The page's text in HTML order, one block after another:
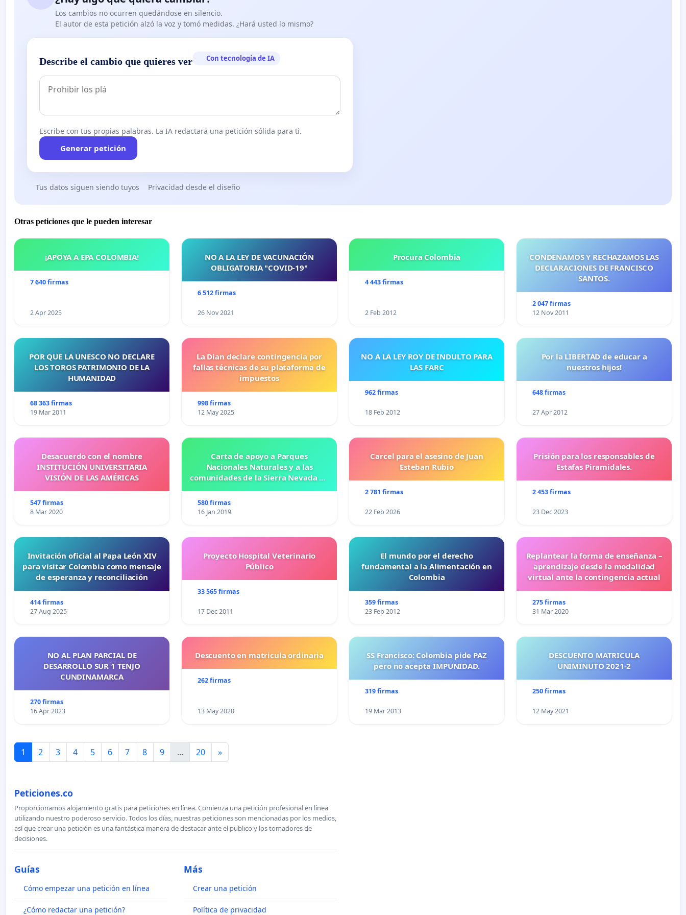
Los cambios no ocurren quedándose en silencio.
El autor de esta petición alzó la voz y tomó medidas. ¿Hará usted lo mismo?
Describe el cambio que quieres ver Con tecnología de IA
Escribe con tus propias palabras. La IA redactará una petición sólida para ti.
Generar petición
Tus datos siguen siendo tuyos Privacidad desde el diseño
Otras peticiones que le pueden interesar
¡APOYA A EPA COLOMBIA!
7 640 firmas
2 Apr 2025
NO A LA LEY DE VACUNACIÓN
OBLIGATORIA "COVID-19"
6 512 firmas
26 Nov 2021
Procura Colombia
4 443 firmas
2 Feb 2012
CONDENAMOS Y RECHAZAMOS LAS
DECLARACIONES DE FRANCISCO
SANTOS.
2 047 firmas
12 Nov 2011
POR QUE LA UNESCO NO DECLARE
LOS TOROS PATRIMONIO DE LA
HUMANIDAD
68 363 firmas
19 Mar 2011
La Dian declare contingencia por
fallas técnicas de su plataforma de
impuestos
998 firmas
12 May 2025
NO A LA LEY ROY DE INDULTO PARA
LAS FARC
962 firmas
18 Feb 2012
Por la LIBERTAD de educar a
nuestros hijos!
648 firmas
27 Apr 2012
Desacuerdo con el nombre
INSTITUCIÓN UNIVERSITARIA
VISIÓN DE LAS AMÉRICAS
547 firmas
8 Mar 2020
Carta de apoyo a Parques
Nacionales Naturales y a las
comunidades de la Sierra Nevada de
580 firmas
16 Jan 2019
Carcel para el asesino de Juan
Esteban Rubio
2 781 firmas
22 Feb 2026
Prisión para los responsables de
Estafas Piramidales.
2 453 firmas
23 Dec 2023
Invitación oficial al Papa León XIV
para visitar Colombia como mensaje
de esperanza y reconciliación
414 firmas
27 Aug 2025
Proyecto Hospital Veterinario
Público
33 565 firmas
17 Dec 2011
El mundo por el derecho
fundamental a la Alimentación en
Colombia
359 firmas
23 Feb 2012
Replantear la forma de enseñanza –
aprendizaje desde la modalidad
virtual ante la contingencia actual
275 firmas
31 Mar 2020
NO AL PLAN PARCIAL DE
DESARROLLO SUR 1 TENJO
CUNDINAMARCA
270 firmas
16 Apr 2023
Descuento en matricula ordinaria
262 firmas
13 May 2020
SS Francisco: Colombia pide PAZ
pero no acepta IMPUNIDAD.
319 firmas
19 Mar 2013
DESCUENTO MATRICULA
UNIMINUTO 2021-2
250 firmas
12 May 2021
1 2 3 4 5 6 7 8 9 ... 20 »
Peticiones.co
Proporcionamos alojamiento gratis para peticiones en línea. Comienza una petición profesional en línea
utilizando nuestro poderoso servicio. Todos los días, nuestras peticiones son mencionadas por los medios,
así que crear una petición es una fantástica manera de destacar ante el publico y los tomadores de
decisiones.
Guías
Cómo empezar una petición en línea
¿Cómo redactar una petición?
Más
Crear una petición
Política de privacidad